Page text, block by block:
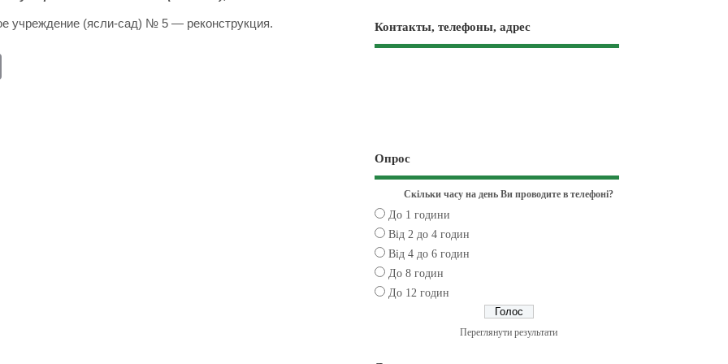
учреждение (ясли-сад) № 5 — реконструкция. Контакты, телефоны, адрес
Опрос
Скільки часу на день Ви проводите в телефоні?
До 1 години
Від 2 до 4 годин
Від 4 до 6 годин
До 8 годин
До 12 годин
Переглянути результати